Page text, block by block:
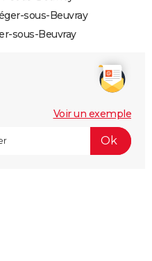
sous-Beuvray
sous-Beuvray
Voir un exemple